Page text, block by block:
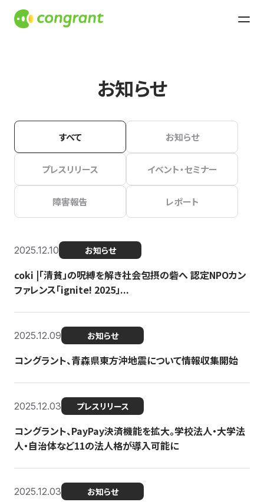
お知らせ
すべて お知らせ
プレスリリース イベント・セミナー
障害報告 レポート
2025.12.10 お知らせ
coki |「清貧」の呪縛を解き社会包摂の砦へ 認定NPOカン
ファレンス「ignite! 2025」...
2025.12.09 お知らせ
コングラント、青森県東方沖地震について情報収集開始
2025.12.03 プレスリリース
コングラント、PayPay決済機能を拡大。学校法人・大学法
人・自治体など11の法人格が導入可能に
2025.12.03 お知らせ